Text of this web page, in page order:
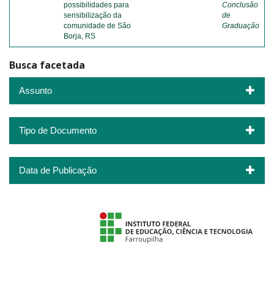
possibilidades para
sensibilização da
comunidade de São
Borja, RS
Conclusão
de
Graduação
Busca facetada
Assunto
Tipo de Documento
Data de Publicação